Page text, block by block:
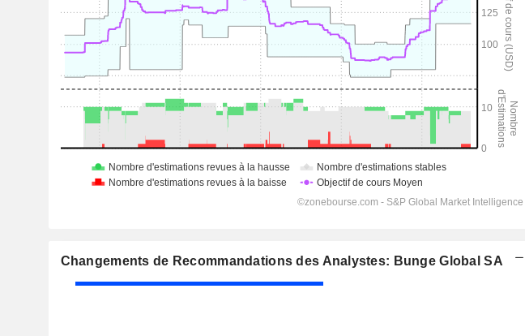
Changements de Recommandations des Analystes: Bunge Global SA